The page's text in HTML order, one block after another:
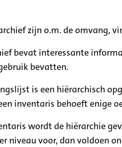
zijn o.m. de omvang,
bevat interessante
bevatten.
is een hiërarchisch
inventaris behoeft enige
wordt de hiërarchie
niveau voor, dan voldoen